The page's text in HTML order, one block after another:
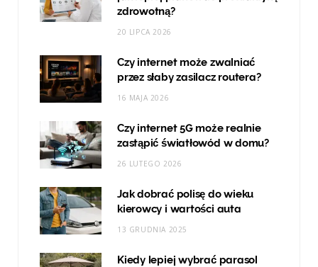
zdrowotną?
20 LIPCA 2026
Czy internet może zwalniać
przez słaby zasilacz routera?
16 MAJA 2026
Czy internet 5G może realnie
zastąpić światłowód w domu?
26 LUTEGO 2026
Jak dobrać polisę do wieku
kierowcy i wartości auta
13 GRUDNIA 2025
Kiedy lepiej wybrać parasol